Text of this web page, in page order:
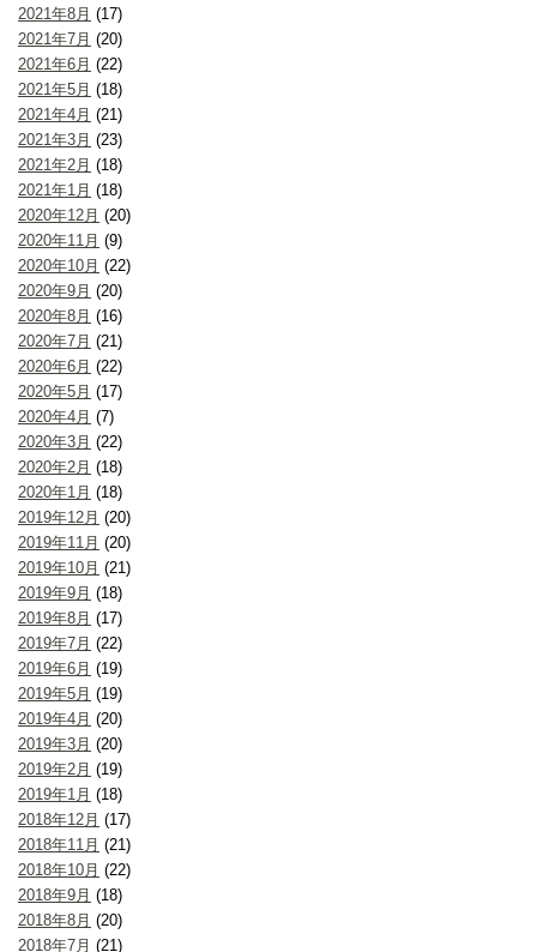
2021年8月 (17)
2021年7月 (20)
2021年6月 (22)
2021年5月 (18)
2021年4月 (21)
2021年3月 (23)
2021年2月 (18)
2021年1月 (18)
2020年12月 (20)
2020年11月 (9)
2020年10月 (22)
2020年9月 (20)
2020年8月 (16)
2020年7月 (21)
2020年6月 (22)
2020年5月 (17)
2020年4月 (7)
2020年3月 (22)
2020年2月 (18)
2020年1月 (18)
2019年12月 (20)
2019年11月 (20)
2019年10月 (21)
2019年9月 (18)
2019年8月 (17)
2019年7月 (22)
2019年6月 (19)
2019年5月 (19)
2019年4月 (20)
2019年3月 (20)
2019年2月 (19)
2019年1月 (18)
2018年12月 (17)
2018年11月 (21)
2018年10月 (22)
2018年9月 (18)
2018年8月 (20)
2018年7月 (21)